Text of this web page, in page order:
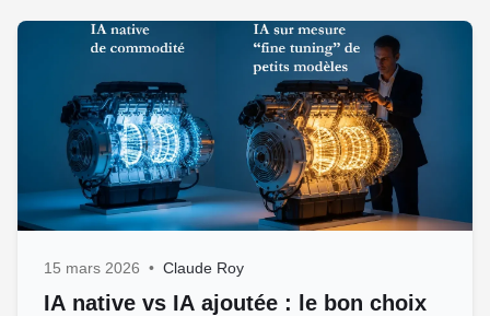
15 mars 2026 • Claude Roy
IA native vs IA ajoutée : le bon choix